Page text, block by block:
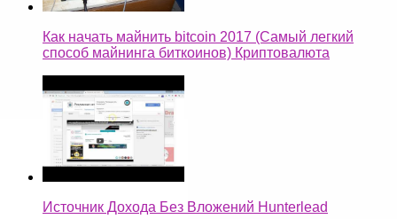
Как начать майнить bitcoin 2017 (Самый легкий
способ майнинга биткоинов) Криптовалюта
Источник Дохода Без Вложений Hunterlead